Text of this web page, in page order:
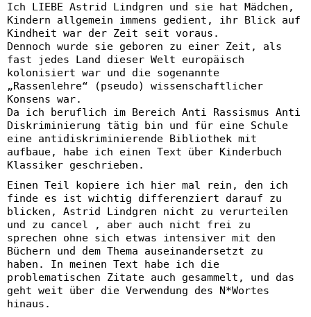
Ich LIEBE Astrid Lindgren und sie hat Mädchen,
Kindern allgemein immens gedient, ihr Blick auf
Kindheit war der Zeit seit voraus.
Dennoch wurde sie geboren zu einer Zeit, als
fast jedes Land dieser Welt europäisch
kolonisiert war und die sogenannte
„Rassenlehre“ (pseudo) wissenschaftlicher
Konsens war.
Da ich beruflich im Bereich Anti Rassismus Anti
Diskriminierung tätig bin und für eine Schule
eine antidiskriminierende Bibliothek mit
aufbaue, habe ich einen Text über Kinderbuch
Klassiker geschrieben.
Einen Teil kopiere ich hier mal rein, den ich
finde es ist wichtig differenziert darauf zu
blicken, Astrid Lindgren nicht zu verurteilen
und zu cancel , aber auch nicht frei zu
sprechen ohne sich etwas intensiver mit den
Büchern und dem Thema auseinandersetzt zu
haben. In meinen Text habe ich die
problematischen Zitate auch gesammelt, und das
geht weit über die Verwendung des N*Wortes
hinaus.